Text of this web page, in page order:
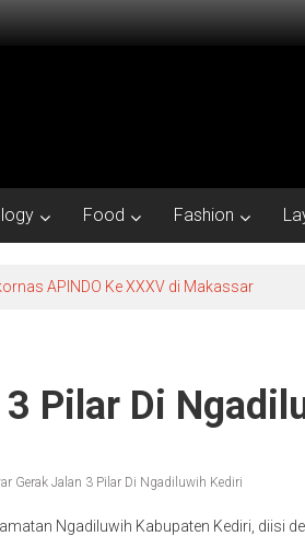
Food Fashion
APINDO Ke XXXV di Makassar
Pilar Di
Gerak Jalan 3 Pilar Di Ngadiluwih Kediri
Ngadiluwih Kabupaten Kediri, diisi